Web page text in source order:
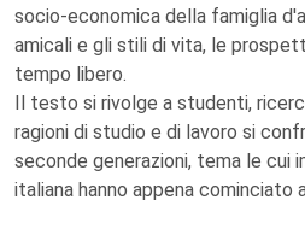
socio-economica della famiglia
amicali e gli stili di vita, le
tempo libero.
Il testo si rivolge a studenti,
ragioni di studio e di lavoro si
seconde generazioni, tema le cui
italiana hanno appena cominciato